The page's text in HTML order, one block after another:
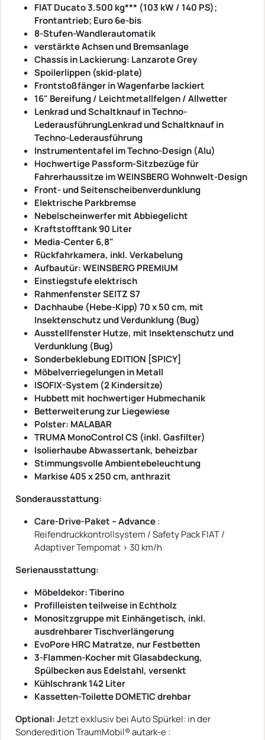
FIAT Ducato 3.500 kg*** (103 kW / 140 PS);
Frontantrieb; Euro 6e-bis
8-Stufen-Wandlerautomatik
verstärkte Achsen und Bremsanlage
Chassis in Lackierung: Lanzarote Grey
Spoilerlippen (skid-plate)
Frontstoßfänger in Wagenfarbe lackiert
16" Bereifung / Leichtmetallfelgen / Allwetter
Lenkrad und Schaltknauf in Techno-
LederausführungLenkrad und Schaltknauf in
Techno-Lederausführung
Instrumententafel im Techno-Design (Alu)
Hochwertige Passform-Sitzbezüge für
Fahrerhaussitze im WEINSBERG Wohnwelt-Design
Front- und Seitenscheibenverdunklung
Elektrische Parkbremse
Nebelscheinwerfer mit Abbiegelicht
Kraftstofftank 90 Liter
Media-Center 6,8"
Rückfahrkamera, inkl. Verkabelung
Aufbautür: WEINSBERG PREMIUM
Einstiegstufe elektrisch
Rahmenfenster SEITZ S7
Dachhaube (Hebe-Kipp) 70 x 50 cm, mit
Insektenschutz und Verdunklung (Bug)
Ausstellfenster Hutze, mit Insektenschutz und
Verdunklung (Bug)
Sonderbeklebung EDITION [SPICY]
Möbelverriegelungen in Metall
ISOFIX-System (2 Kindersitze)
Hubbett mit hochwertiger Hubmechanik
Betterweiterung zur Liegewiese
Polster: MALABAR
TRUMA MonoControl CS (inkl. Gasfilter)
Isolierhaube Abwassertank, beheizbar
Stimmungsvolle Ambientebeleuchtung
Markise 405 x 250 cm, anthrazit
Sonderausstattung:
Care-Drive-Paket – Advance:
Reifendruckkontrollsystem / Safety Pack FIAT /
Adaptiver Tempomat > 30 km/h
Serienausstattung:
Möbeldekor: Tiberino
Profilleisten teilweise in Echtholz
Monositzgruppe mit Einhängetisch, inkl.
ausdrehbarer Tischverlängerung
EvoPore HRC Matratze, nur Festbetten
3-Flammen-Kocher mit Glasabdeckung,
Spülbecken aus Edelstahl, versenkt
Kühlschrank 142 Liter
Kassetten-Toilette DOMETIC drehbar
Optional: Jetzt exklusiv bei Auto Spürkel: in der
Sonderedition TraumMobil® autark-e :